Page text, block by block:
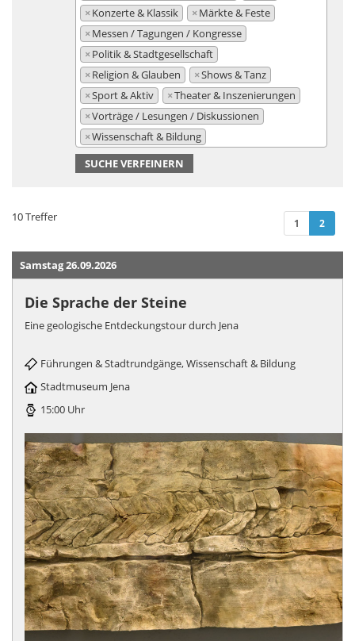
×Konzerte & Klassik ×Märkte & Feste
×Messen / Tagungen / Kongresse
×Politik & Stadtgesellschaft
×Religion & Glauben ×Shows & Tanz
×Sport & Aktiv ×Theater & Inszenierungen
×Vorträge / Lesungen / Diskussionen
×Wissenschaft & Bildung
SUCHE VERFEINERN
10 Treffer 1 2
Samstag 26.09.2026
Die Sprache der Steine
Eine geologische Entdeckungstour durch Jena
Führungen & Stadtrundgänge, Wissenschaft & Bildung
Stadtmuseum Jena
15:00 Uhr